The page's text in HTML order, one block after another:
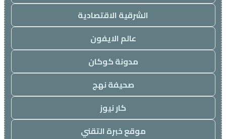
الشرقية الاقتصادية
عالم الايفون
مدونة كوكان
صحيفة نهج
كار نيوز
موقع خبرة التقني